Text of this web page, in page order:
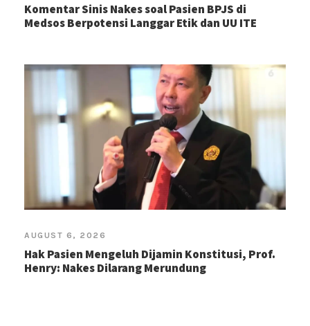
Komentar Sinis Nakes soal Pasien BPJS di
Medsos Berpotensi Langgar Etik dan UU ITE
AUGUST 6, 2026
Hak Pasien Mengeluh Dijamin Konstitusi, Prof.
Henry: Nakes Dilarang Merundung